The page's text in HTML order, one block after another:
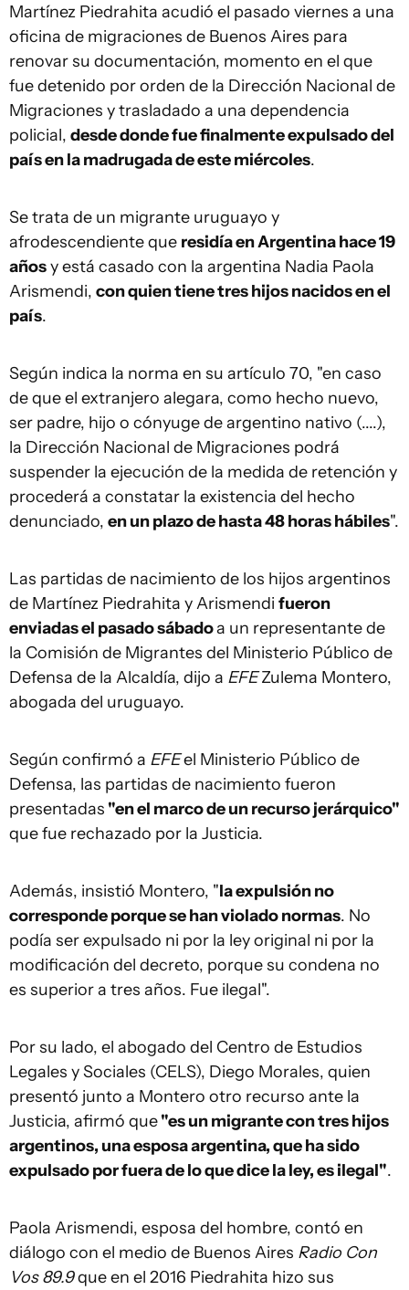
Martínez Piedrahita acudió el pasado viernes a una
oficina de migraciones de Buenos Aires para
renovar su documentación, momento en el que
fue detenido por orden de la Dirección Nacional de
Migraciones y trasladado a una dependencia
policial, desde donde fue finalmente expulsado del
país en la madrugada de este miércoles.
Se trata de un migrante uruguayo y
afrodescendiente que residía en Argentina hace 19
añosy está casado con la argentina Nadia Paola
Arismendi, con quien tiene tres hijos nacidos en el
país.
Según indica la norma en su artículo 70, "en caso
de que el extranjero alegara, como hecho nuevo,
ser padre, hijo o cónyuge de argentino nativo (....),
la Dirección Nacional de Migraciones podrá
suspender la ejecución de la medida de retención y
procederá a constatar la existencia del hecho
denunciado, en un plazo de hasta 48 horas hábiles".
Las partidas de nacimiento de los hijos argentinos
de Martínez Piedrahita y Arismendi fueron
enviadas el pasado sábadoa un representante de
la Comisión de Migrantes del Ministerio Público de
Defensa de la Alcaldía, dijo a EFEZulema Montero,
abogada del uruguayo.
Según confirmó a EFEel Ministerio Público de
Defensa, las partidas de nacimiento fueron
presentadas "en el marco de un recurso jerárquico"
que fue rechazado por la Justicia.
Además, insistió Montero, "la expulsión no
corresponde porque se han violado normas. No
podía ser expulsado ni por la ley original ni por la
modificación del decreto, porque su condena no
es superior a tres años. Fue ilegal".
Por su lado, el abogado del Centro de Estudios
Legales y Sociales (CELS), Diego Morales, quien
presentó junto a Montero otro recurso ante la
Justicia, afirmó que"es un migrante con tres hijos
argentinos, una esposa argentina, que ha sido
expulsado por fuera de lo que dice la ley, es ilegal".
Paola Arismendi, esposa del hombre, contó en
diálogo con el medio de Buenos Aires Radio Con
Vos 89.9que en el 2016 Piedrahita hizo sus